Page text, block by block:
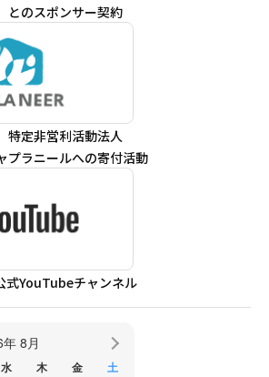
とのスポンサー契約
特定非営利活動法人
プラニールへの寄付活動
式YouTubeチャンネル
8月
水 木 金 土